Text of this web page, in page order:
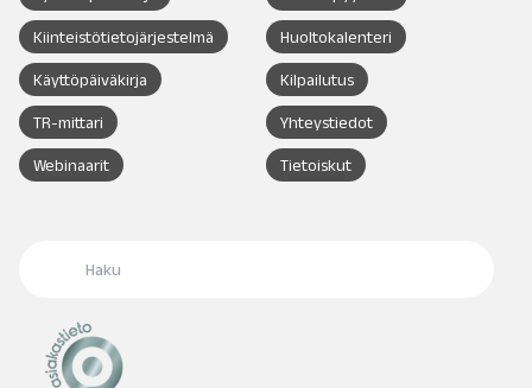
Kiinteistötietojärjestelmä Huoltokalenteri
Käyttöpäiväkirja Kilpailutus
TR-mittari Yhteystiedot
Webinaarit Tietoiskut